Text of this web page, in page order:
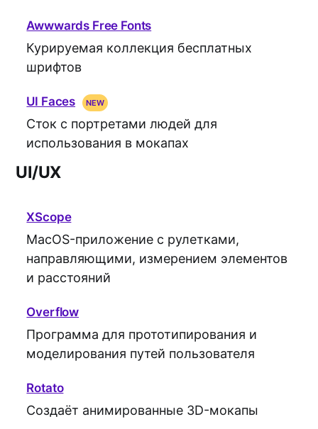
Awwwards Free Fonts
Курируемая коллекция бесплатных
шрифтов
UI Faces
Сток с портретами людей для
использования в мокапах
UI/UX
XScope
MacOS-приложение с рулетками,
направляющими, измерением элементов
и расстояний
Overflow
Программа для прототипирования и
моделирования путей пользователя
Rotato
Создаёт анимированные 3D-мокапы